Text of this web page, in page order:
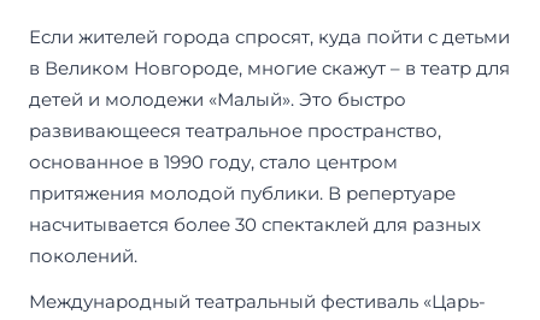
Если жителей города спросят, куда пойти с детьми
в Великом Новгороде, многие скажут – в театр для
детей и молодежи «Малый». Это быстро
развивающееся театральное пространство,
основанное в 1990 году, стало центром
притяжения молодой публики. В репертуаре
насчитывается более 30 спектаклей для разных
поколений.
Международный театральный фестиваль «Царь-